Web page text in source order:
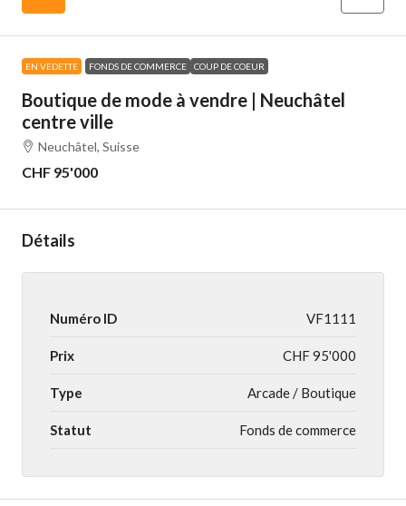
EN VEDETTE FONDS DE COMMERCE COUP DE COEUR
Boutique de mode à vendre | Neuchâtel
centre ville
Neuchâtel, Suisse
CHF 95'000
Détails
Numéro ID VF1111
Prix CHF 95'000
Type Arcade / Boutique
Statut Fonds de commerce